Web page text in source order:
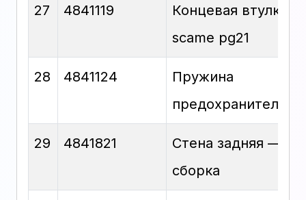
27 4841119
Концевая втулка
scame pg21
28 4841124
Пружина
29 4841821
Стена задняя —
сборка